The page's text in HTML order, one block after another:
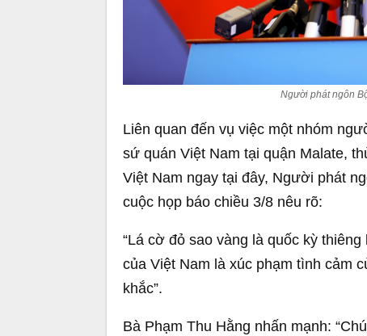
Người phát ngôn
Liên quan đến vụ việc một nhóm
sứ quán Việt Nam tại quận Malate,
Việt Nam ngay tại đây, Người phát
cuộc họp báo chiều 3/8 nêu rõ:
“Lá cờ đỏ sao vàng là quốc kỳ
của Việt Nam là xúc phạm tình cảm
khắc”.
Bà Phạm Thu Hằng nhấn mạnh: